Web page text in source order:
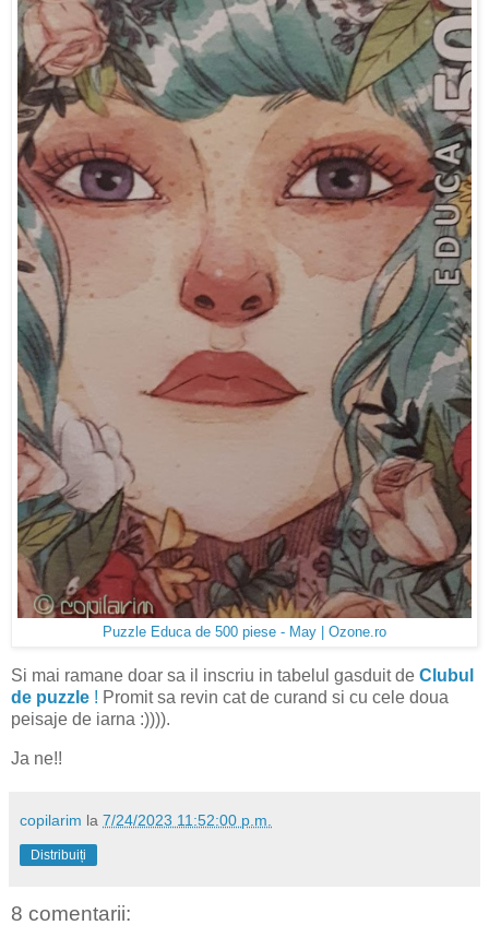
Puzzle Educa de 500 piese - May | Ozone.ro
Si mai ramane doar sa il inscriu in tabelul gasduit de Clubul
de puzzle ! Promit sa revin cat de curand si cu cele doua
peisaje de iarna :)))).
Ja ne!!
copilarim la 7/24/2023 11:52:00 p.m.
Distribuiți
8 comentarii: